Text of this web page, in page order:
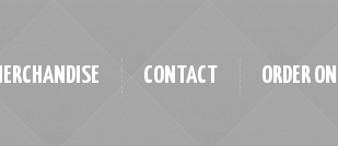
CONTACT ORDER